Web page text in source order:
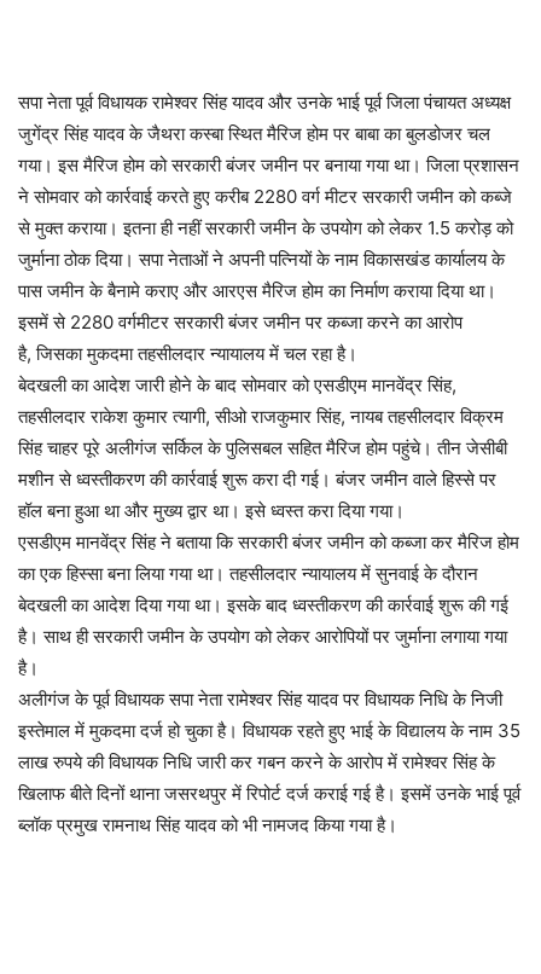
सपा नेता पूर्व विधायक रामेश्वर सिंह यादव और उनके भाई पूर्व जिला पंचायत अध्यक्ष
जुगेंद्र सिंह यादव के जैथरा कस्बा स्थित मैरिज होम पर बाबा का बुलडोजर चल
गया। इस मैरिज होम को सरकारी बंजर जमीन पर बनाया गया था। जिला प्रशासन
ने सोमवार को कार्रवाई करते हुए करीब 2280 वर्ग मीटर सरकारी जमीन को कब्जे
से मुक्त कराया। इतना ही नहीं सरकारी जमीन के उपयोग को लेकर 1.5 करोड़ को
जुर्माना ठोक दिया। सपा नेताओं ने अपनी पत्नियों के नाम विकासखंड कार्यालय के
पास जमीन के बैनामे कराए और आरएस मैरिज होम का निर्माण कराया दिया था।
इसमें से 2280 वर्गमीटर सरकारी बंजर जमीन पर कब्जा करने का आरोप
है, जिसका मुकदमा तहसीलदार न्यायालय में चल रहा है।
बेदखली का आदेश जारी होने के बाद सोमवार को एसडीएम मानवेंद्र सिंह,
तहसीलदार राकेश कुमार त्यागी, सीओ राजकुमार सिंह, नायब तहसीलदार विक्रम
सिंह चाहर पूरे अलीगंज सर्किल के पुलिसबल सहित मैरिज होम पहुंचे। तीन जेसीबी
मशीन से ध्वस्तीकरण की कार्रवाई शुरू करा दी गई। बंजर जमीन वाले हिस्से पर
हॉल बना हुआ था और मुख्य द्वार था। इसे ध्वस्त करा दिया गया।
एसडीएम मानवेंद्र सिंह ने बताया कि सरकारी बंजर जमीन को कब्जा कर मैरिज होम
का एक हिस्सा बना लिया गया था। तहसीलदार न्यायालय में सुनवाई के दौरान
बेदखली का आदेश दिया गया था। इसके बाद ध्वस्तीकरण की कार्रवाई शुरू की गई
है। साथ ही सरकारी जमीन के उपयोग को लेकर आरोपियों पर जुर्माना लगाया गया
है।
अलीगंज के पूर्व विधायक सपा नेता रामेश्वर सिंह यादव पर विधायक निधि के निजी
इस्तेमाल में मुकदमा दर्ज हो चुका है। विधायक रहते हुए भाई के विद्यालय के नाम 35
लाख रुपये की विधायक निधि जारी कर गबन करने के आरोप में रामेश्वर सिंह के
खिलाफ बीते दिनों थाना जसरथपुर में रिपोर्ट दर्ज कराई गई है। इसमें उनके भाई पूर्व
ब्लॉक प्रमुख रामनाथ सिंह यादव को भी नामजद किया गया है।